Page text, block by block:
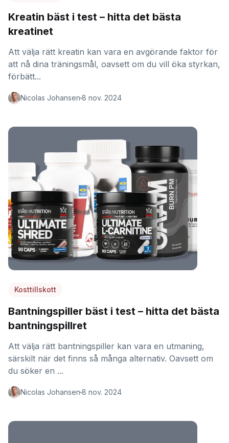
Kreatin bäst i test – hitta det bästa
kreatinet
Att välja rätt kreatin kan vara en avgörande faktor för
att nå dina träningsmål, oavsett om du vill öka styrkan,
förbätt...
Nicolas Johansen 8 nov. 2024
Kosttillskott
Bantningspiller bäst i test – hitta det bästa
bantningspillret
Att välja rätt bantningspiller kan vara en utmaning,
särskilt när det finns så många alternativ. Oavsett om
du söker en ...
Nicolas Johansen 8 nov. 2024